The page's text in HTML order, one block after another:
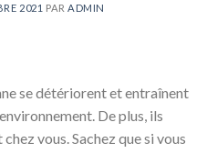
2021 PAR ADMIN
se détériorent et entraînent
De plus, ils
vous. Sachez que si vous